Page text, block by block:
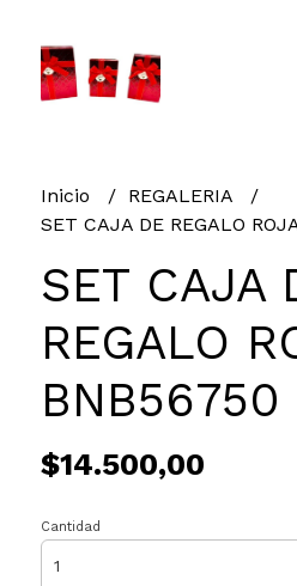
Inicio
REGALERIA
SET CAJA DE REGALO
SET CAJA
REGALO
BNB56750
$14.500,00
Cantidad